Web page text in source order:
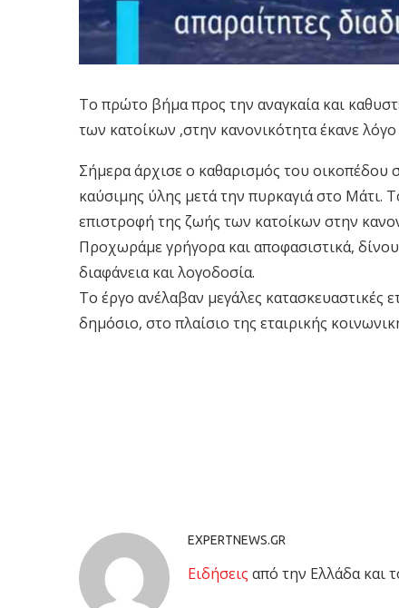
Το πρώτο βήμα προς την αναγκαία και
των κατοίκων ,στην κανονικότητα έκανε
Σήμερα άρχισε ο καθαρισμός του οικοπέδου
καύσιμης ύλης μετά την πυρκαγιά στο Μάτι.
επιστροφή της ζωής των κατοίκων στην
Προχωράμε γρήγορα και αποφασιστικά,
διαφάνεια και λογοδοσία.
Το έργο ανέλαβαν μεγάλες κατασκευαστικές
δημόσιο, στο πλαίσιο της εταιρικής
EXPERTNEWS.GR
Eιδήσεις από την Ελλάδα και